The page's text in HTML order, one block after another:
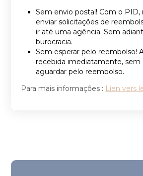
Sem envio postal! Com o PID,
enviar solicitações de
ir até uma agência. Sem
burocracia.
Sem esperar pelo reembolso!
recebida imediatamente, sem
aguardar pelo reembolso.
Para mais informações : Lien vers